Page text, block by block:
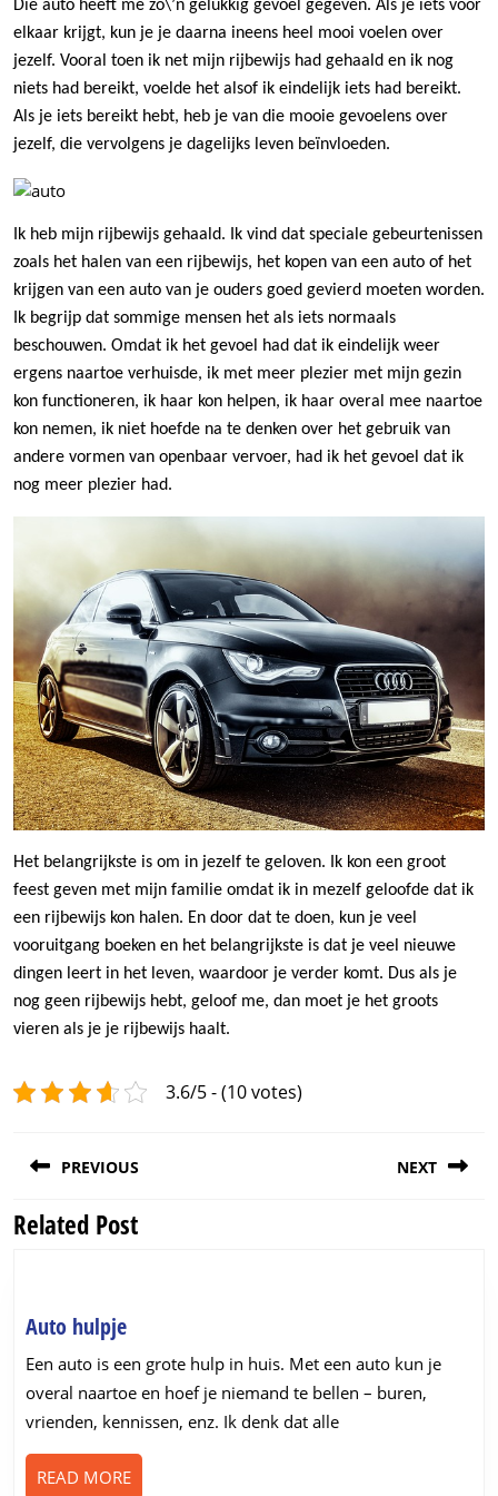
Die auto heeft me zo\’n gelukkig gevoel gegeven. Als je iets voor
elkaar krijgt, kun je je daarna ineens heel mooi voelen over
jezelf. Vooral toen ik net mijn rijbewijs had gehaald en ik nog
niets had bereikt, voelde het alsof ik eindelijk iets had bereikt.
Als je iets bereikt hebt, heb je van die mooie gevoelens over
jezelf, die vervolgens je dagelijks leven beïnvloeden.
Ik heb mijn rijbewijs gehaald. Ik vind dat speciale gebeurtenissen
zoals het halen van een rijbewijs, het kopen van een auto of het
krijgen van een auto van je ouders goed gevierd moeten worden.
Ik begrijp dat sommige mensen het als iets normaals
beschouwen. Omdat ik het gevoel had dat ik eindelijk weer
ergens naartoe verhuisde, ik met meer plezier met mijn gezin
kon functioneren, ik haar kon helpen, ik haar overal mee naartoe
kon nemen, ik niet hoefde na te denken over het gebruik van
andere vormen van openbaar vervoer, had ik het gevoel dat ik
nog meer plezier had.
Het belangrijkste is om in jezelf te geloven. Ik kon een groot
feest geven met mijn familie omdat ik in mezelf geloofde dat ik
een rijbewijs kon halen. En door dat te doen, kun je veel
vooruitgang boeken en het belangrijkste is dat je veel nieuwe
dingen leert in het leven, waardoor je verder komt. Dus als je
nog geen rijbewijs hebt, geloof me, dan moet je het groots
vieren als je je rijbewijs haalt.
3.6/5 - (10 votes)
navigation
PREVIOUS
Previous
NEXT
Related Post
Auto hulpjeAuto
hulpje
Een auto is een grote hulp in huis. Met een auto kun je
overal naartoe en hoef je niemand te bellen – buren,
vrienden, kennissen, enz. Ik denk dat alle
READ MOREREAD